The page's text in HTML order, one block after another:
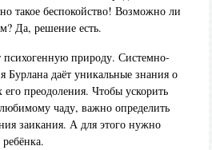
такое беспокойство! Возможно ли
Да, решение есть.
психогенную природу. Системно-
Бурлана даёт уникальные знания о
преодоления. Чтобы ускорить
чаду, важно определить
заикания. А для этого нужно